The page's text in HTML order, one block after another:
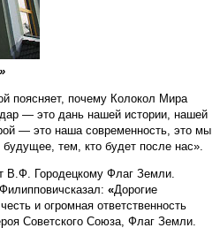
поясняет, почему Колокол Мира
— это дань нашей истории, нашей
— это наша современность, это мы
тем, кто будет после нас».
В.Ф. Городецкому Флаг Земли.
«Дорогие
и огромная ответственность
Советского Союза, Флаг Земли.